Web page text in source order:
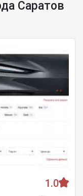
Саратов
1.0